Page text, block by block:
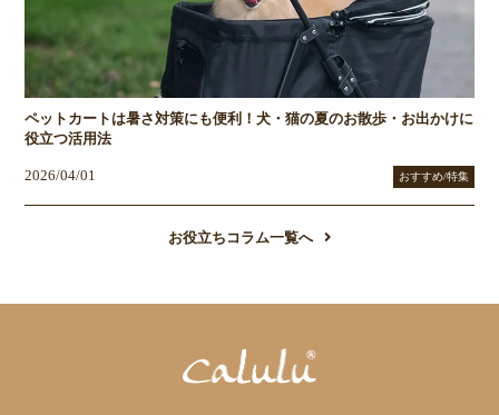
ペットカートは暑さ対策にも便利！犬・猫の夏のお散歩・お出かけに
役立つ活用法
2026/04/01 おすすめ/特集
お役立ちコラム一覧へ